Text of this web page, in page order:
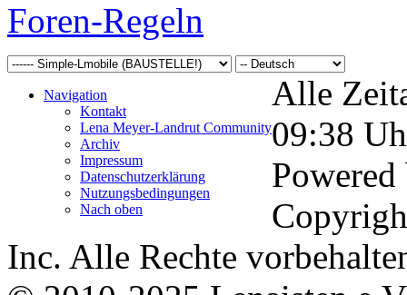
Foren-Regeln
Navigation
Kontakt
Lena Meyer-Landrut Community
Archiv
Impressum
Datenschutzerklärung
Nutzungsbedingungen
Nach oben
Alle
09:38
Inc. Alle Rechte